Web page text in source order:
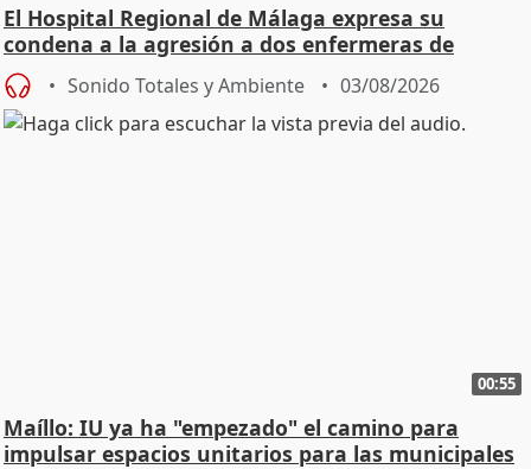
El Hospital Regional de Málaga expresa su
condena a la agresión a dos enfermeras de
Urgencias
Sonido Totales y Ambiente 03/08/2026
00:55
Maíllo: IU ya ha "empezado" el camino para
impulsar espacios unitarios para las municipales